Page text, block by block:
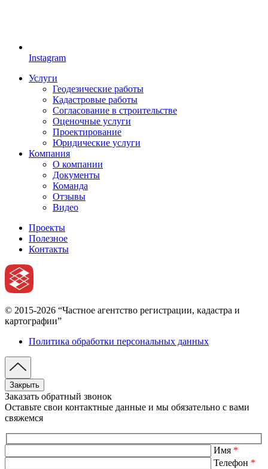
Instagram
Услуги
Геодезические работы
Кадастровые работы
Согласование в строительстве
Оценочные услуги
Проектирование
Юридические услуги
Компания
О компании
Документы
Команда
Отзывы
Видео
Проекты
Полезное
Контакты
© 2015-2026 “Частное агентство регистрации, кадастра и
картографии”
Политика обработки персональных данных
Закрыть
Заказать обратный звонок
Оставьте свои контактные данные и мы обязательно с вами
свяжемся
Имя *
Телефон *